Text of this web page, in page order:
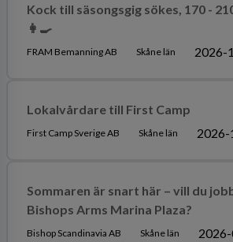
Kock till säsongsgig sökes, 170 -
👩‍🍳
FRAM Bemanning AB Skåne län 2026-
Lokalvårdare till First Camp
First Camp Sverige AB Skåne län
Sommaren är snart här – vill du
Bishops Arms Marina Plaza?
Bishop Scandinavia AB Skåne län